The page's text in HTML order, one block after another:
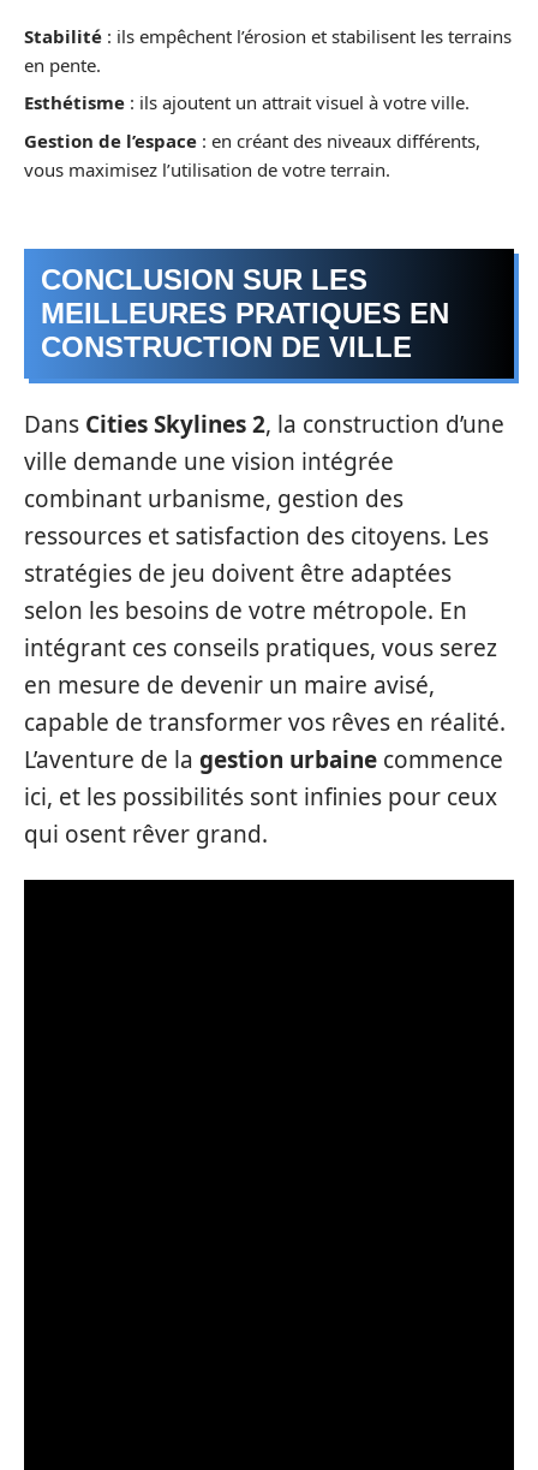
Stabilité : ils empêchent l’érosion et stabilisent les terrains
en pente.
Esthétisme : ils ajoutent un attrait visuel à votre ville.
Gestion de l’espace : en créant des niveaux différents,
vous maximisez l’utilisation de votre terrain.
CONCLUSION SUR LES
MEILLEURES PRATIQUES EN
CONSTRUCTION DE VILLE
Dans Cities Skylines 2, la construction d’une
ville demande une vision intégrée
combinant urbanisme, gestion des
ressources et satisfaction des citoyens. Les
stratégies de jeu doivent être adaptées
selon les besoins de votre métropole. En
intégrant ces conseils pratiques, vous serez
en mesure de devenir un maire avisé,
capable de transformer vos rêves en réalité.
L’aventure de la gestion urbaine commence
ici, et les possibilités sont infinies pour ceux
qui osent rêver grand.